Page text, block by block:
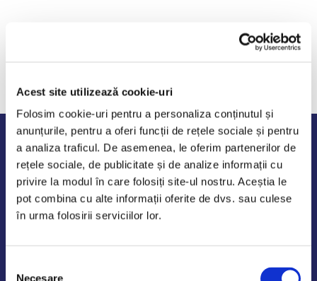
Acest site utilizează cookie-uri
Folosim cookie-uri pentru a personaliza conținutul și
anunțurile, pentru a oferi funcții de rețele sociale și pentru
a analiza traficul. De asemenea, le oferim partenerilor de
rețele sociale, de publicitate și de analize informații cu
privire la modul în care folosiți site-ul nostru. Aceștia le
pot combina cu alte informații oferite de dvs. sau culese
în urma folosirii serviciilor lor.
Necesare
Program de lucru
Luni - Vineri: 09:00-18:00
Sambata - Duminica: 10:00-14:00